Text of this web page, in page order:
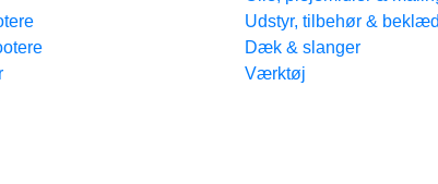
Udstyr, tilbehør &
Dæk & slanger
Værktøj